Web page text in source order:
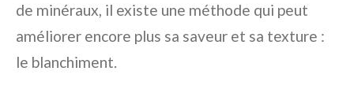
de minéraux, il existe une méthode qui peut
améliorer encore plus sa saveur et sa texture :
le blanchiment.